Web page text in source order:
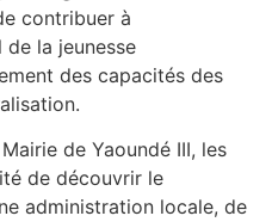
contribuer à
de la jeunesse
des capacités des
de Yaoundé III, les
de découvrir le
administration locale, de